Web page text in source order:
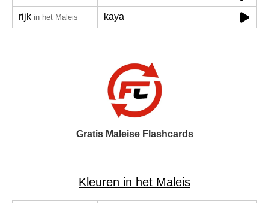
rijk in het Maleis kaya
Gratis Maleise Flashcards
Kleuren in het Maleis